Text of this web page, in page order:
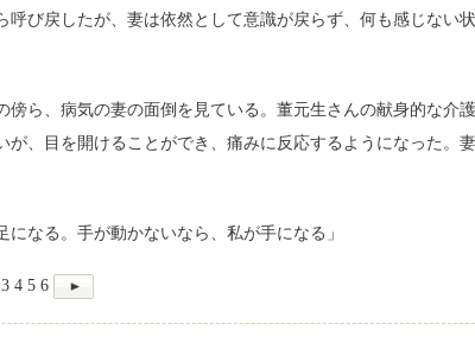
び戻したが、妻は依然として意識が戻らず、何も感じない
ら、病気の妻の面倒を見ている。董元生さんの献身的な介
、目を開けることができ、痛みに反応するようになった。
なる。手が動かないなら、私が手になる」
3 4 5 6